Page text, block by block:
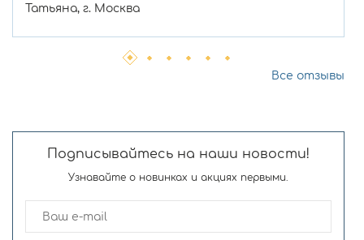
Татьяна, г. Москва
Все отзывы
Подписывайтесь на наши новости!
Узнавайте о новинках и акциях первыми.